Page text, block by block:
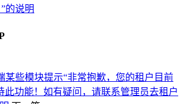
的说明
某些模块提示“非常抱歉，您的租户目前
此功能！如有疑问，请联系管理员去租户